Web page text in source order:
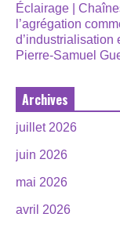
Éclairage |
l’agrégation
d’industrialisation
Pierre-Samuel
Archives
juillet 2026
juin 2026
mai 2026
avril 2026